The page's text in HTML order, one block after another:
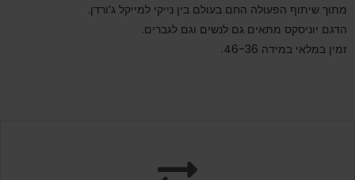
מתוך שיתוף הפעולה החם בעולם בין נייקי למייקל ג’ורדן.
הדגם יוניסקס מתאים גם לנשים וגם לגברים.
זמין במלאי במידה 46-36.